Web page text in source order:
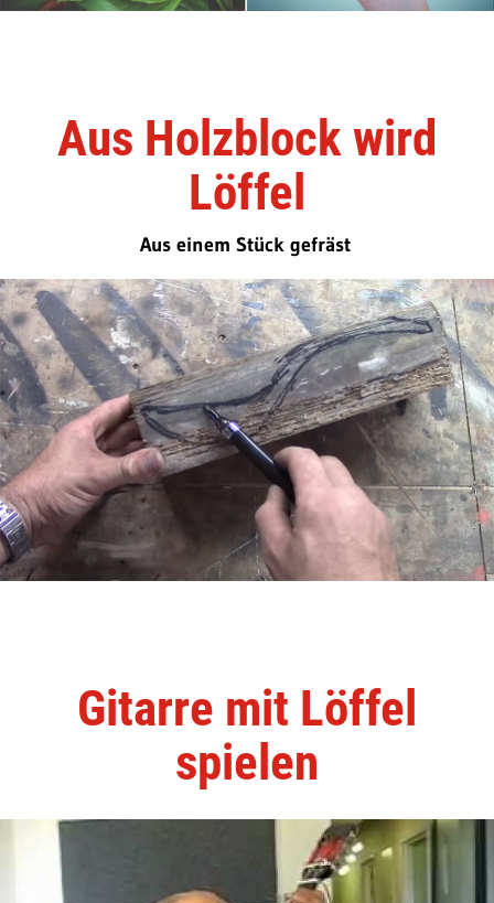
Aus Holzblock wird
Löffel
Aus einem Stück gefräst
Gitarre mit Löffel
spielen